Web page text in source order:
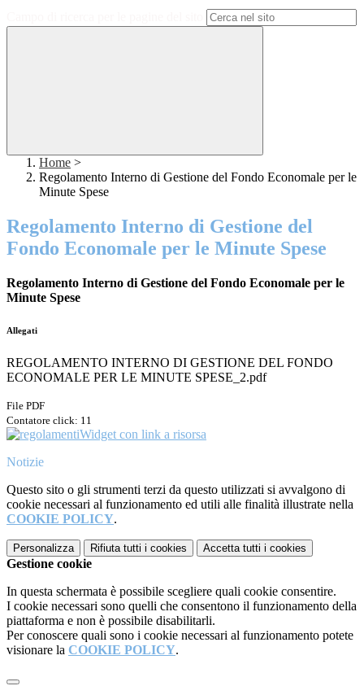
Home >
Regolamento Interno di Gestione del Fondo Economale per le
Minute Spese
Regolamento Interno di Gestione del
Fondo Economale per le Minute Spese
Regolamento Interno di Gestione del Fondo Economale per le
Minute Spese
Allegati
REGOLAMENTO INTERNO DI GESTIONE DEL FONDO
ECONOMALE PER LE MINUTE SPESE_2.pdf
File PDF
Contatore click: 11
Widget con link a risorsa
Notizie
Questo sito o gli strumenti terzi da questo utilizzati si avvalgono di
cookie necessari al funzionamento ed utili alle finalità illustrate nella
COOKIE POLICY.
Personalizza Rifiuta tutti i cookies Accetta tutti i cookies
Gestione cookie
In questa schermata è possibile scegliere quali cookie consentire.
I cookie necessari sono quelli che consentono il funzionamento della
piattaforma e non è possibile disabilitarli.
Per conoscere quali sono i cookie necessari al funzionamento potete
visionare la COOKIE POLICY.